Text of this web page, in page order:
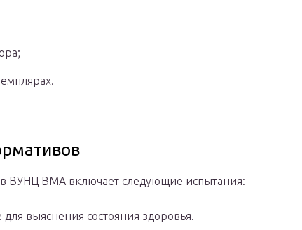
в ВУНЦ ВМА включает следующие испытания:
выяснения состояния здоровья.